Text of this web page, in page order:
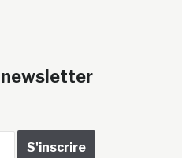
newsletter